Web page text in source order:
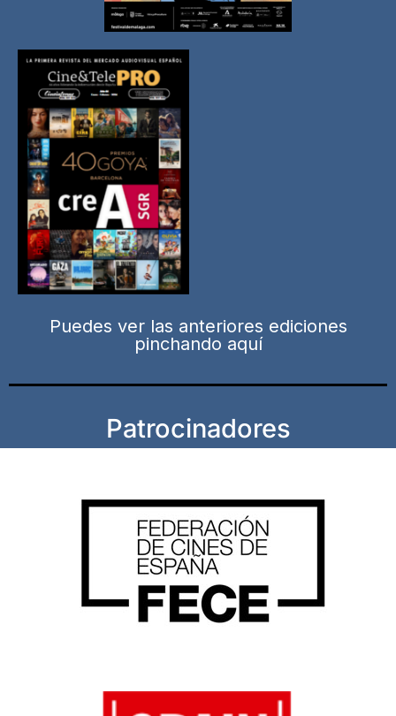
Puedes ver las anteriores ediciones
pinchando aquí
Patrocinadores